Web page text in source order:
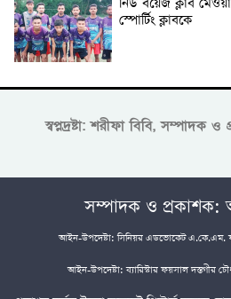
নিউ বয়েজ ক্লাব
স্পোর্টিং ক্লাবকে
স্বপ্নদ্রষ্টা: শরীফা বিবি, সম্পাদক
সম্পাদক ও প্রকাশক:
আইন-উপদেষ্টা: সিনিয়র এডভোকেট এ.কে.এম.
আইন-উপদেষ্টা: ব্যারিস্টার ফয়সাল দস্তগীর